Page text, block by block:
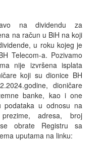
na dividendu za
na račun u BiH na koji
u roku kojeg je
Telecom-a. Pozivamo
nije izvršena isplata
koji su dionice BH
dioničare
banke, kao i one
podataka u odnosu na
adresa, broj
obrate Registru sa
uputama na linku: